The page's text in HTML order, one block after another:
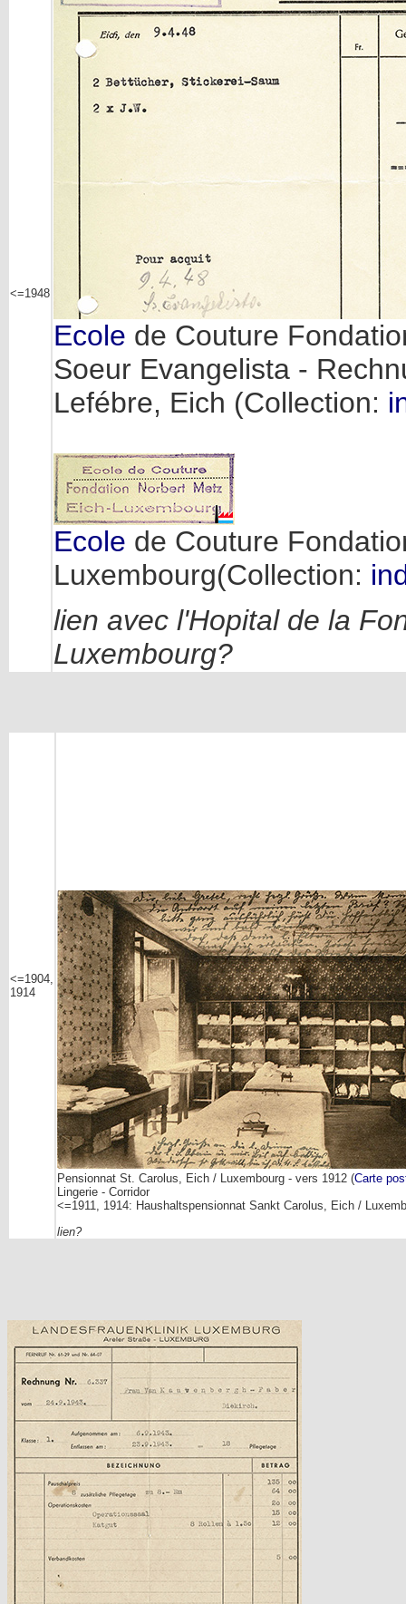
<=1948
Ecole de Couture
Soeur Evangelista -
Lefébre, Eich (Collection:
Ecole de Couture
Luxembourg(Collection:
lien avec l'Hopital de la
Luxembourg?
<=1904,
1914
Pensionnat St. Carolus, Eich / Luxembourg - vers 1912 (Carte
Lingerie - Corridor
<=1911, 1914: Haushaltspensionnat Sankt Carolus, Eich /
lien?